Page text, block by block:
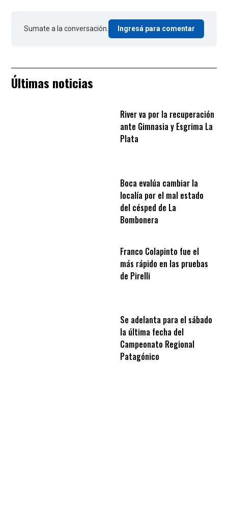
Sumate a la conversación. Ingresá para comentar
Últimas noticias
River va por la recuperación
ante Gimnasia y Esgrima La
Plata
Boca evalúa cambiar la
localía por el mal estado
del césped de La
Bombonera
Franco Colapinto fue el
más rápido en las pruebas
de Pirelli
Se adelanta para el sábado
la última fecha del
Campeonato Regional
Patagónico